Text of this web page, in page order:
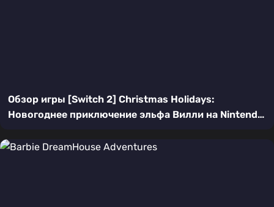
Обзор игры [Switch 2] Christmas Holidays:
Новогоднее приключение эльфа Вилли на Nintendo